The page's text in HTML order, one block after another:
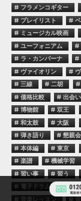
# フラメンコギター
# プレイリスト
#
# ミュージカル映画
# ユーフォニアム
#
# ラ・カンパーナ
#
# ヴァイオリン
#
# 三線
# 二胡 #
# 価格比較
# 出会い
# 博物館
# 双王
# 和太鼓
# 大阪
# 弾き語り
# 懇親会
# 本体編
# 東京
# 楽譜
# 機械学習
# 習い事
# 習う
# 電子ドラム
# 電
# 音楽レッスン
#